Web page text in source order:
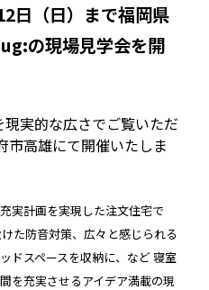
日（日）まで福岡県
の現場見学会を開
実的な広さでご覧いただ
市高雄にて開催いたしま
実計画を実現した注文住宅で
た防音対策、広々と感じられる
ドスペースを収納に、など 寝室
を充実させるアイデア満載の現